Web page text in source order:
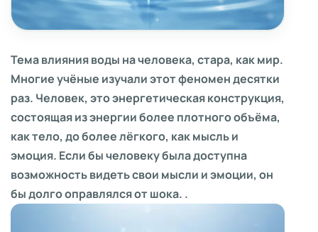
Тема влияния воды на человека, стара, как мир.
Многие учёные изучали этот феномен десятки
раз. Человек, это энергетическая конструкция,
состоящая из энергии более плотного объёма,
как тело, до более лёгкого, как мысль и
эмоция. Если бы человеку была доступна
возможность видеть свои мысли и эмоции, он
бы долго оправлялся от шока. .